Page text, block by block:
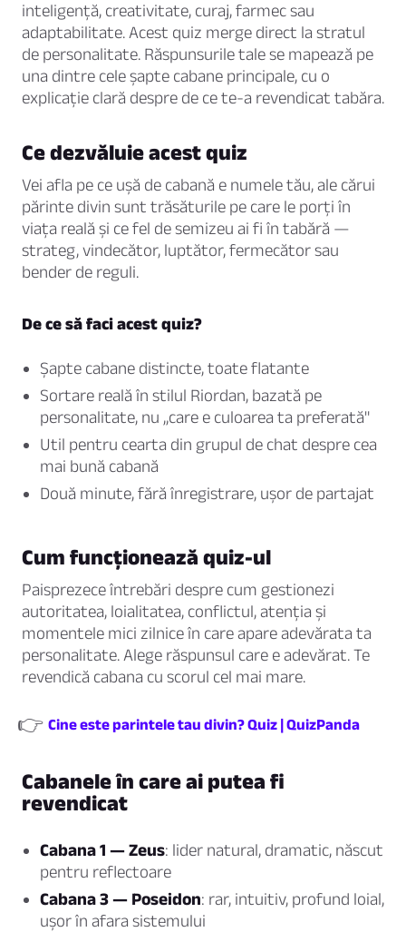
inteligență, creativitate, curaj, farmec sau
adaptabilitate. Acest quiz merge direct la stratul
de personalitate. Răspunsurile tale se mapează pe
una dintre cele șapte cabane principale, cu o
explicație clară despre de ce te-a revendicat tabăra.
Ce dezvăluie acest quiz
Vei afla pe ce ușă de cabană e numele tău, ale cărui
părinte divin sunt trăsăturile pe care le porți în
viața reală și ce fel de semizeu ai fi în tabără —
strateg, vindecător, luptător, fermecător sau
bender de reguli.
De ce să faci acest quiz?
Șapte cabane distincte, toate flatante
Sortare reală în stilul Riordan, bazată pe
personalitate, nu „care e culoarea ta preferată"
Util pentru cearta din grupul de chat despre cea
mai bună cabană
Două minute, fără înregistrare, ușor de partajat
Cum funcționează quiz-ul
Paisprezece întrebări despre cum gestionezi
autoritatea, loialitatea, conflictul, atenția și
momentele mici zilnice în care apare adevărata ta
personalitate. Alege răspunsul care e adevărat. Te
revendică cabana cu scorul cel mai mare.
👉 Cine este parintele tau divin? Quiz | QuizPanda
Cabanele în care ai putea fi
revendicat
Cabana 1 — Zeus: lider natural, dramatic, născut
pentru reflectoare
Cabana 3 — Poseidon: rar, intuitiv, profund loial,
ușor în afara sistemului